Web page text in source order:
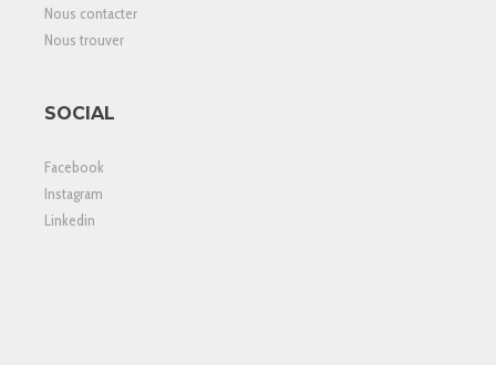
Nous contacter
Nous trouver
SOCIAL
Facebook
Instagram
Linkedin